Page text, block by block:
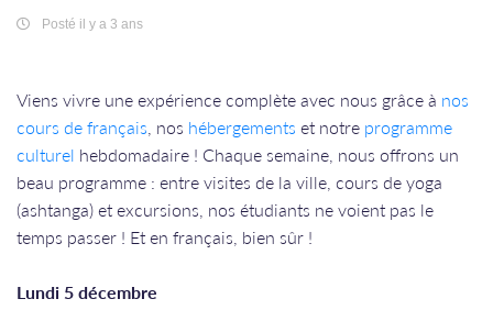
Posté il y a 3 ans
Viens vivre une expérience complète avec nous grâce à nos
cours de français, nos hébergements et notre programme
culturel hebdomadaire ! Chaque semaine, nous offrons un
beau programme : entre visites de la ville, cours de yoga
(ashtanga) et excursions, nos étudiants ne voient pas le
temps passer ! Et en français, bien sûr !
Lundi 5 décembre